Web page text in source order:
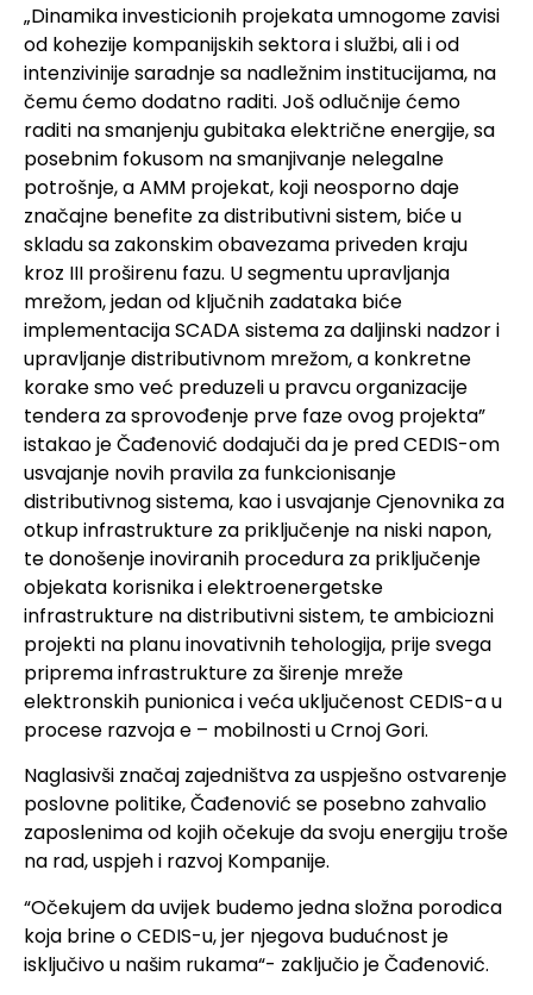
„Dinamika investicionih projekata umnogome zavisi
od kohezije kompanijskih sektora i službi, ali i od
intenzivinije saradnje sa nadležnim institucijama, na
čemu ćemo dodatno raditi. Još odlučnije ćemo
raditi na smanjenju gubitaka električne energije, sa
posebnim fokusom na smanjivanje nelegalne
potrošnje, a AMM projekat, koji neosporno daje
značajne benefite za distributivni sistem, biće u
skladu sa zakonskim obavezama priveden kraju
kroz III proširenu fazu. U segmentu upravljanja
mrežom, jedan od ključnih zadataka biće
implementacija SCADA sistema za daljinski nadzor i
upravljanje distributivnom mrežom, a konkretne
korake smo već preduzeli u pravcu organizacije
tendera za sprovođenje prve faze ovog projekta”
istakao je Čađenović dodajuči da je pred CEDIS-om
usvajanje novih pravila za funkcionisanje
distributivnog sistema, kao i usvajanje Cjenovnika za
otkup infrastrukture za priključenje na niski napon,
te donošenje inoviranih procedura za priključenje
objekata korisnika i elektroenergetske
infrastrukture na distributivni sistem, te ambiciozni
projekti na planu inovativnih tehologija, prije svega
priprema infrastrukture za širenje mreže
elektronskih punionica i veća uključenost CEDIS-a u
procese razvoja e – mobilnosti u Crnoj Gori.
Naglasivši značaj zajedništva za uspješno ostvarenje
poslovne politike, Čađenović se posebno zahvalio
zaposlenima od kojih očekuje da svoju energiju troše
na rad, uspjeh i razvoj Kompanije.
“Očekujem da uvijek budemo jedna složna porodica
koja brine o CEDIS-u, jer njegova budućnost je
isključivo u našim rukama“- zaključio je Čađenović.